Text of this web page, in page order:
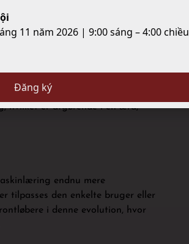
hvilket mindsker subjektivitet og
kan sådanne
processer – de former
hvilket er afgørende i en æra,
endnu mere
tilpasses den enkelte bruger eller
i denne evolution, hvor
11 năm 2026 | 9:00 sáng – 4:00 chiều
Đăng ký